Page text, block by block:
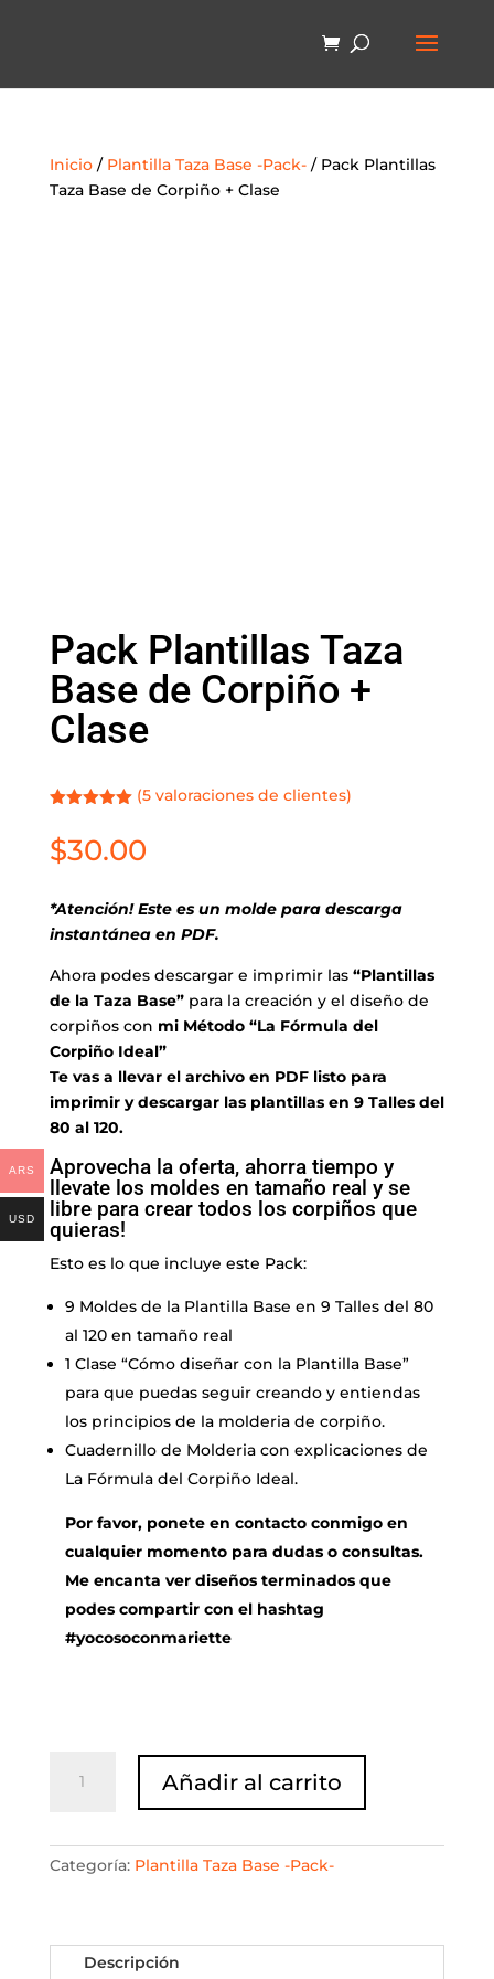
Inicio/ Plantilla Taza Base -Pack-/ Pack Plantillas
Taza Base de Corpiño + Clase
Pack Plantillas Taza
Base de Corpiño +
Clase
con
5 en base
a
clientes
(5 valoraciones de clientes)
$30.00
*Atención! Este es un molde para descarga
instantánea en PDF.
Ahora podes descargar e imprimir las“Plantillas
de la Taza Base”para la creación y el diseño de
corpiños con mi Método “La Fórmula del
Corpiño Ideal”
Te vas a llevar el archivo en PDF listo para
imprimir y descargar las plantillas en 9 Talles del
80 al 120.
Aprovecha la oferta, ahorra tiempo y
llevate los moldes en tamaño real y se
libre para crear todos los corpiños que
quieras!
Esto es lo que incluye este Pack:
9 Moldes de la Plantilla Base en 9 Talles del 80
al 120 en tamaño real
1 Clase “Cómo diseñar con la Plantilla Base”
para que puedas seguir creando y entiendas
los principios de la molderia de corpiño.
Cuadernillo de Molderia con explicaciones de
La Fórmula del Corpiño Ideal.
Por favor, ponete en contacto conmigo en
cualquier momento para dudas o consultas.
Me encanta ver diseños terminados que
podes compartir con el hashtag
#yocosoconmariette
Plantillas
de
Clase
cantidad
Añadir al carrito
Categoría: Plantilla Taza Base -Pack-
Descripción
ARS
USD